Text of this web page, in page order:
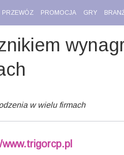
PRZEWÓZ PROMOCJA GRY
w wielu firmach